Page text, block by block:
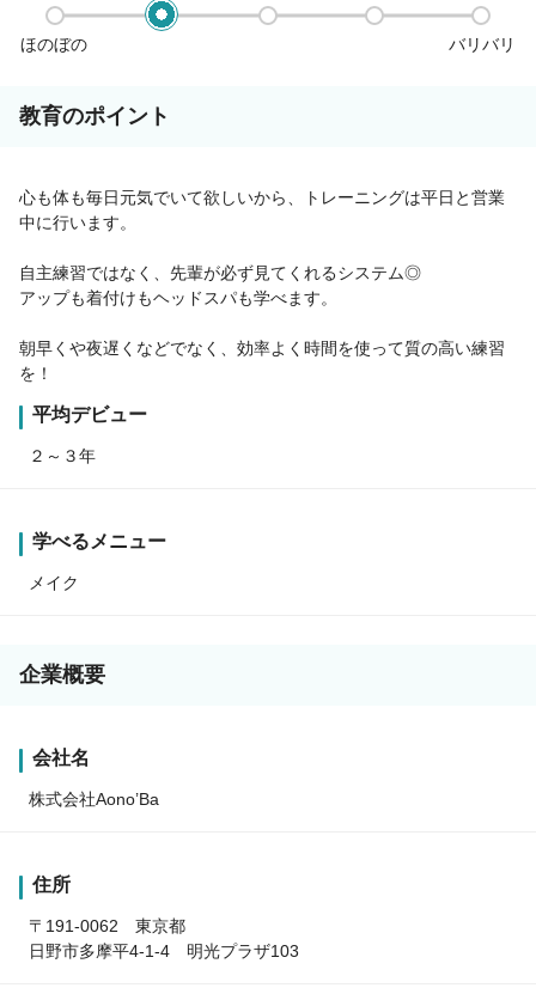
ほのぼの バリバリ
教育のポイント
心も体も毎日元気でいて欲しいから、トレーニングは平日と営業
中に行います。
自主練習ではなく、先輩が必ず見てくれるシステム◎
アップも着付けもヘッドスパも学べます。
朝早くや夜遅くなどでなく、効率よく時間を使って質の高い練習
を！
平均デビュー
２～３年
学べるメニュー
メイク
企業概要
会社名
株式会社Aono’Ba
住所
〒191-0062 東京都
日野市多摩平4-1-4 明光プラザ103